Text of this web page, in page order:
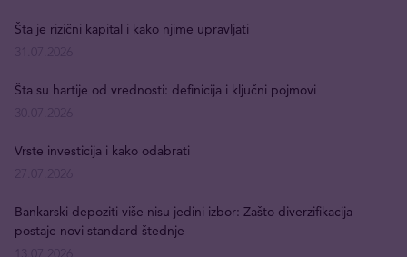
Šta je rizični kapital i kako njime upravljati
Šta su hartije od vrednosti: definicija i ključni pojmovi
Vrste investicija i kako odabrati
Bankarski depoziti više nisu jedini izbor: Zašto diverzifikacija
postaje novi standard štednje